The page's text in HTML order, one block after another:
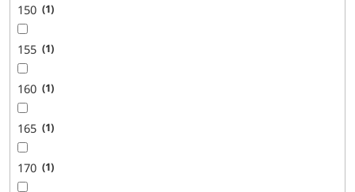
150 1
155 1
160 1
165 1
170 1